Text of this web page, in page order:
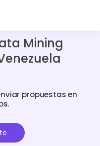
Mining
propuestas en